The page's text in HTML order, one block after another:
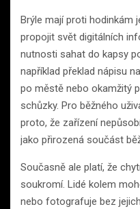
Brýle mají proti hodinkám
propojit svět digitálních
nutnosti sahat do kapsy
například překlad nápisu
po městě nebo okamžitý
schůzky. Pro běžného
proto, že zařízení
jako přirozená součást
Současně ale platí, že
soukromí. Lidé kolem
nebo fotografuje bez